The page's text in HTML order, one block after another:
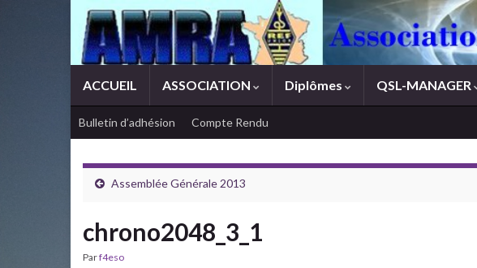
ACCUEIL ASSOCIATION Diplômes QSL-MANAGER
Bulletin d’adhésion Compte Rendu
Assemblée Générale 2013
chrono2048_3_1
Parf4eso